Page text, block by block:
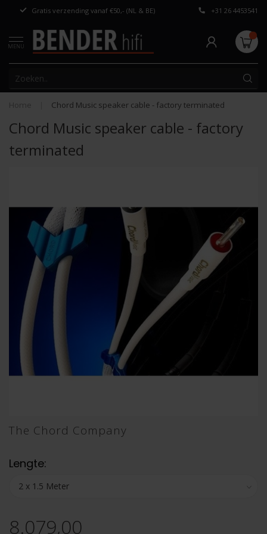
Gratis verzending vanaf €50,- (NL & BE) Persoonlijk
+31 26 4453541
MENU
Home Chord Music speaker cable - factory terminated
Chord Music speaker cable - factory
terminated
The Chord Company
Lengte:
8.079,00